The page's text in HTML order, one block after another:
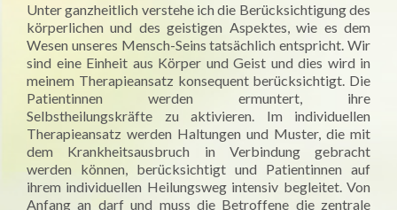
Unter ganzheitlich verstehe ich die Berücksichtigung des
körperlichen und des geistigen Aspektes, wie es dem
Wesen unseres Mensch-Seins tatsächlich entspricht. Wir
sind eine Einheit aus Körper und Geist und dies wird in
meinem Therapieansatz konsequent berücksichtigt. Die
Patientinnen werden ermuntert, ihre
Selbstheilungskräfte zu aktivieren. Im individuellen
Therapieansatz werden Haltungen und Muster, die mit
dem Krankheitsausbruch in Verbindung gebracht
werden können, berücksichtigt und Patientinnen auf
ihrem individuellen Heilungsweg intensiv begleitet. Von
Anfang an darf und muss die Betroffene die zentrale